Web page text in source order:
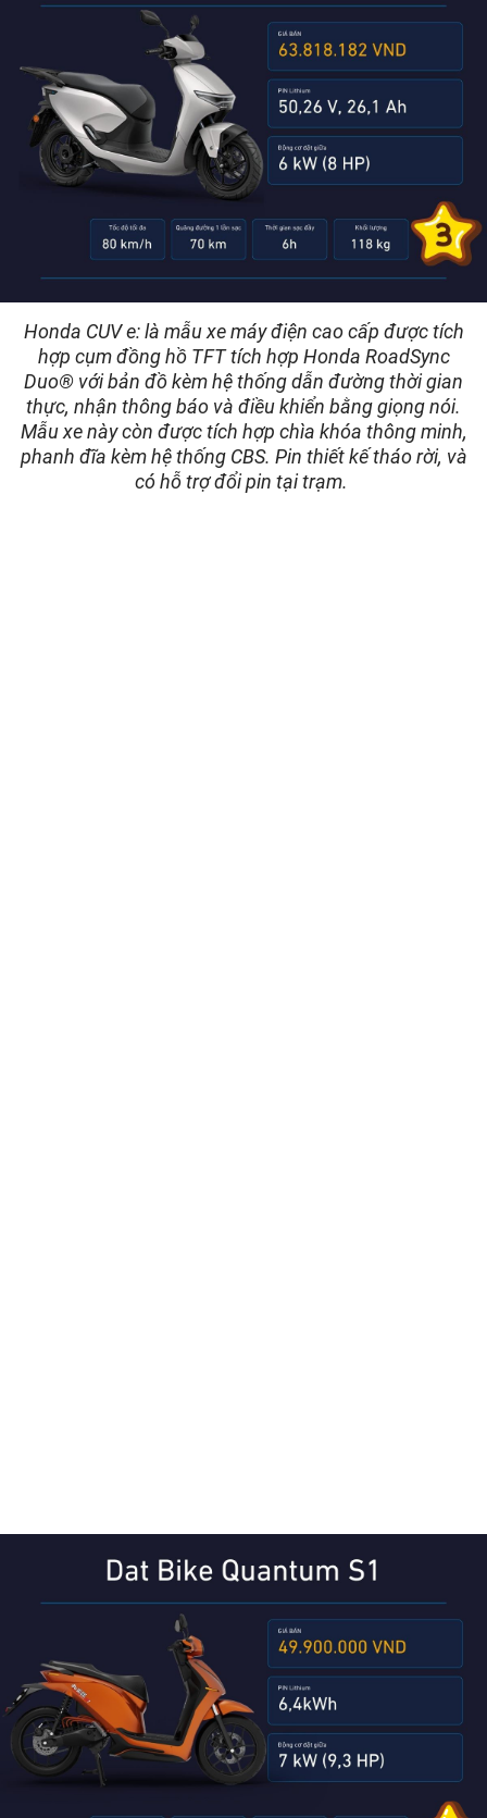
Honda CUV e: là mẫu xe máy điện cao cấp được tích
hợp cụm đồng hồ TFT tích hợp Honda RoadSync
Duo® với bản đồ kèm hệ thống dẫn đường thời gian
thực, nhận thông báo và điều khiển bằng giọng nói.
Mẫu xe này còn được tích hợp chìa khóa thông minh,
phanh đĩa kèm hệ thống CBS. Pin thiết kế tháo rời, và
có hỗ trợ đổi pin tại trạm.